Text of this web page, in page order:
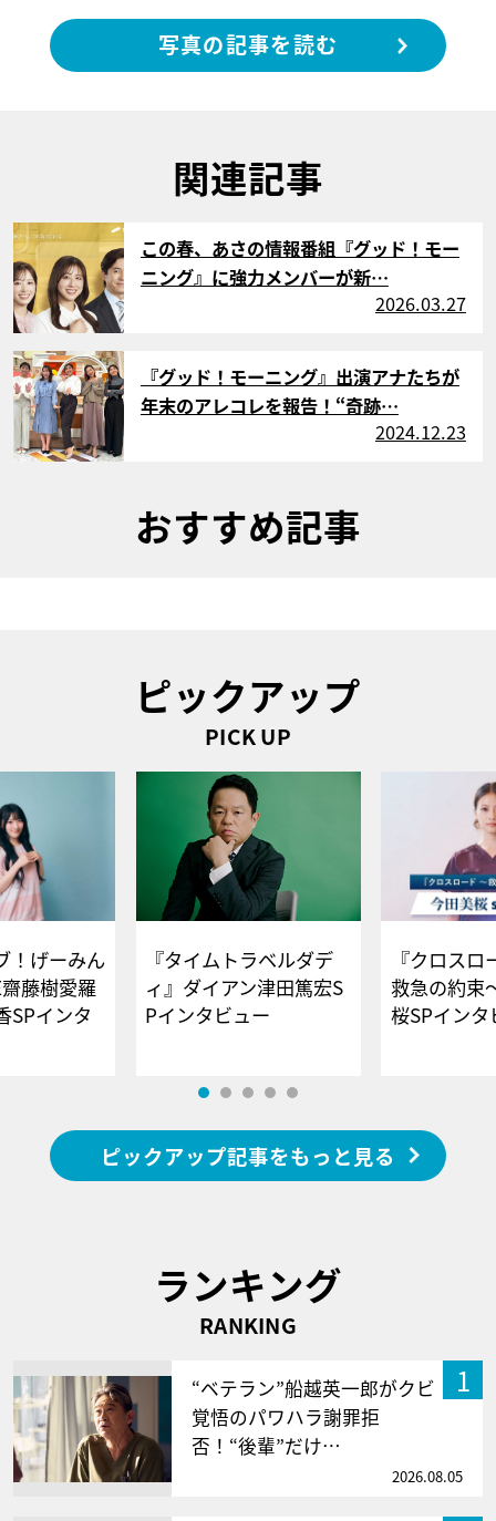
写真の記事を読む
関連記事
サムネイル
この春、あさの情報番組『グッド！モー
ニング』に強力メンバーが新…
2026.03.27
サムネイル
『グッド！モーニング』出演アナたちが
年末のアレコレを報告！“奇跡…
2024.12.23
おすすめ記事
ピックアップ
PICK UP
！げーみん
藤樹愛羅
SPインタ
『タイムトラベルダデ
ィ』ダイアン津田篤宏S
Pインタビュー
『クロス
救急の約束
桜SPイ
ピックアップ記事をもっと見る
ランキング
RANKING
1
“ベテラン”船越英一郎がクビ
覚悟のパワハラ謝罪拒
否！“後輩”だけ…
2026.08.05